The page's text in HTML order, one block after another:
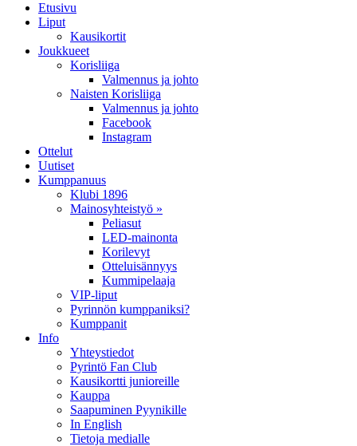
Etusivu
Liput
Kausikortit
Joukkueet
Korisliiga
Valmennus ja johto
Naisten Korisliiga
Valmennus ja johto
Facebook
Instagram
Ottelut
Uutiset
Kumppanuus
Klubi 1896
Mainosyhteistyö »
Peliasut
LED-mainonta
Korilevyt
Otteluisännyys
Kummipelaaja
VIP-liput
Pyrinnön kumppaniksi?
Kumppanit
Info
Yhteystiedot
Pyrintö Fan Club
Kausikortti junioreille
Kauppa
Saapuminen Pyynikille
In English
Tietoja medialle